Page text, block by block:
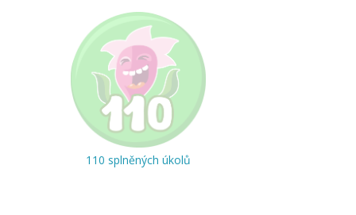
110 splněných úkolů